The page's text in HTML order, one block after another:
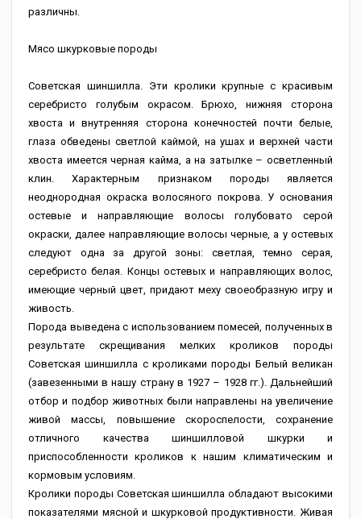
различны.
Мясо шкурковые породы
Советская шиншилла. Эти кролики крупные с красивым
серебристо голубым окрасом. Брюхо, нижняя сторона
хвоста и внутренняя сторона конечностей почти белые,
глаза обведены светлой каймой, на ушах и верхней части
хвоста имеется черная кайма, а на затылке – осветленный
клин. Характерным признаком породы является
неоднородная окраска волосяного покрова. У основания
остевые и направляющие волосы голубовато серой
окраски, далее направляющие волосы черные, а у остевых
следуют одна за другой зоны: светлая, темно серая,
серебристо белая. Концы остевых и направляющих волос,
имеющие черный цвет, придают меху своеобразную игру и
живость.
Порода выведена с использованием помесей, полученных в
результате скрещивания мелких кроликов породы
Советская шиншилла с кроликами породы Белый великан
(завезенными в нашу страну в 1927 – 1928 гг.). Дальнейший
отбор и подбор животных были направлены на увеличение
живой массы, повышение скороспелости, сохранение
отличного качества шиншилловой шкурки и
приспособленности кроликов к нашим климатическим и
кормовым условиям.
Кролики породы Советская шиншилла обладают высокими
показателями мясной и шкурковой продуктивности. Живая